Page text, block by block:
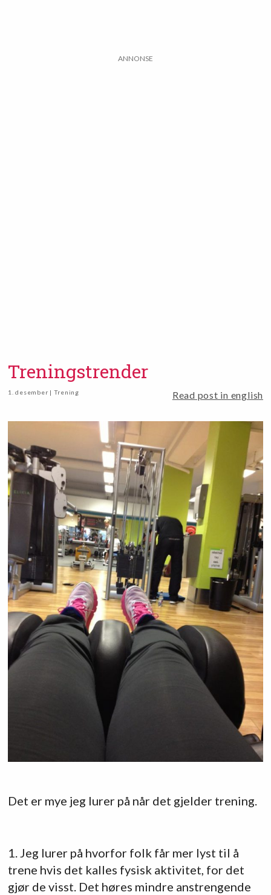
ANNONSE
Treningstrender
1. desember | Trening Read post in english
Det er mye jeg lurer på når det gjelder trening.
1. Jeg lurer på hvorfor folk får mer lyst til å
trene hvis det kalles fysisk aktivitet, for det
gjør de visst. Det høres mindre anstrengende